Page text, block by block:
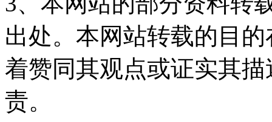
出处。本网站转载的目
着赞同其观点或证实其
责。